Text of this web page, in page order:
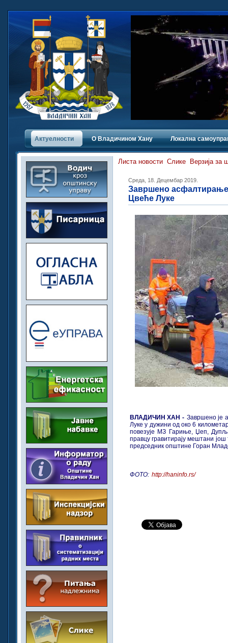
Актуелности О Владичинoм Хану Локална
Листа новости Слике Верзија за
Среда, 18. Децембар 2019.
Завршено асфалтирање
Цвеће Луке
ВЛАДИЧИН ХАН - Завршено је
Луке у дужини од око 6
повезује МЗ Гариње, Џеп,
правцу гравитирају мештани
председник општине Горан
ФОТО: http://haninfo.rs/